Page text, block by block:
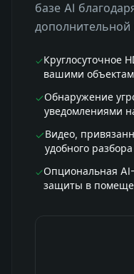
базе AI
дополнительной
Круглосуточное
вашими
Обнаружение
уведомлениями
Видео,
удобного
Опциональная
защиты в